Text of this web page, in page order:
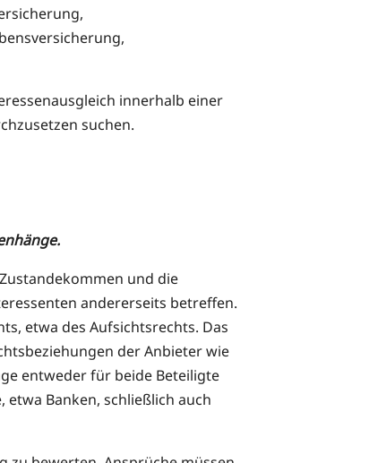
innerhalb einer
suchen.
und die
andererseits betreffen.
etwa des Aufsichtsrechts. Das
der Anbieter wie
entweder für beide Beteiligte
Banken, schließlich auch